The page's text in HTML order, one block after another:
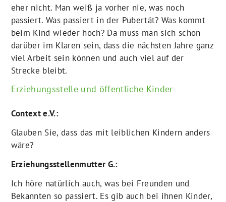
eher nicht. Man weiß ja vorher nie, was noch
passiert. Was passiert in der Pubertät? Was kommt
beim Kind wieder hoch? Da muss man sich schon
darüber im Klaren sein, dass die nächsten Jahre ganz
viel Arbeit sein können und auch viel auf der
Strecke bleibt.
Erziehungsstelle und öffentliche Kinder
Context e.V.:
Glauben Sie, dass das mit leiblichen Kindern anders
wäre?
Erziehungsstellenmutter G.:
Ich höre natürlich auch, was bei Freunden und
Bekannten so passiert. Es gib auch bei ihnen Kinder,